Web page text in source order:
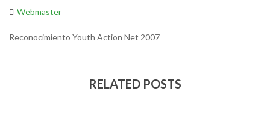
Webmaster
Reconocimiento Youth Action Net 2007
RELATED POSTS